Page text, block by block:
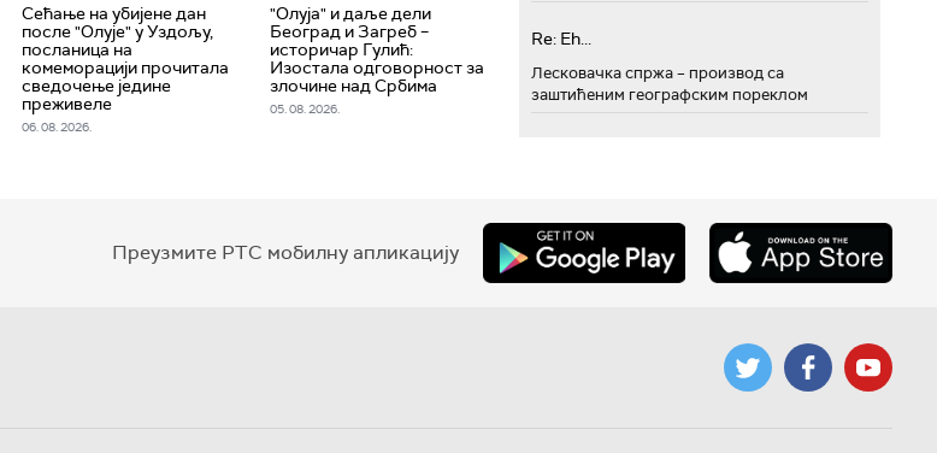
Сећање на убијене дан
после "Олује" у Уздољу,
посланица на
комеморацији прочитала
сведочење једине
преживеле
06. 08. 2026.
"Олуја" и даље дели
Београд и Загреб –
историчар Гулић:
Изостала одговорност за
злочине над Србима
05. 08. 2026.
Re: Eh...
Лесковачка спржа – производ са
заштићеним географским пореклом
Преузмите РТС мобилну апликацију